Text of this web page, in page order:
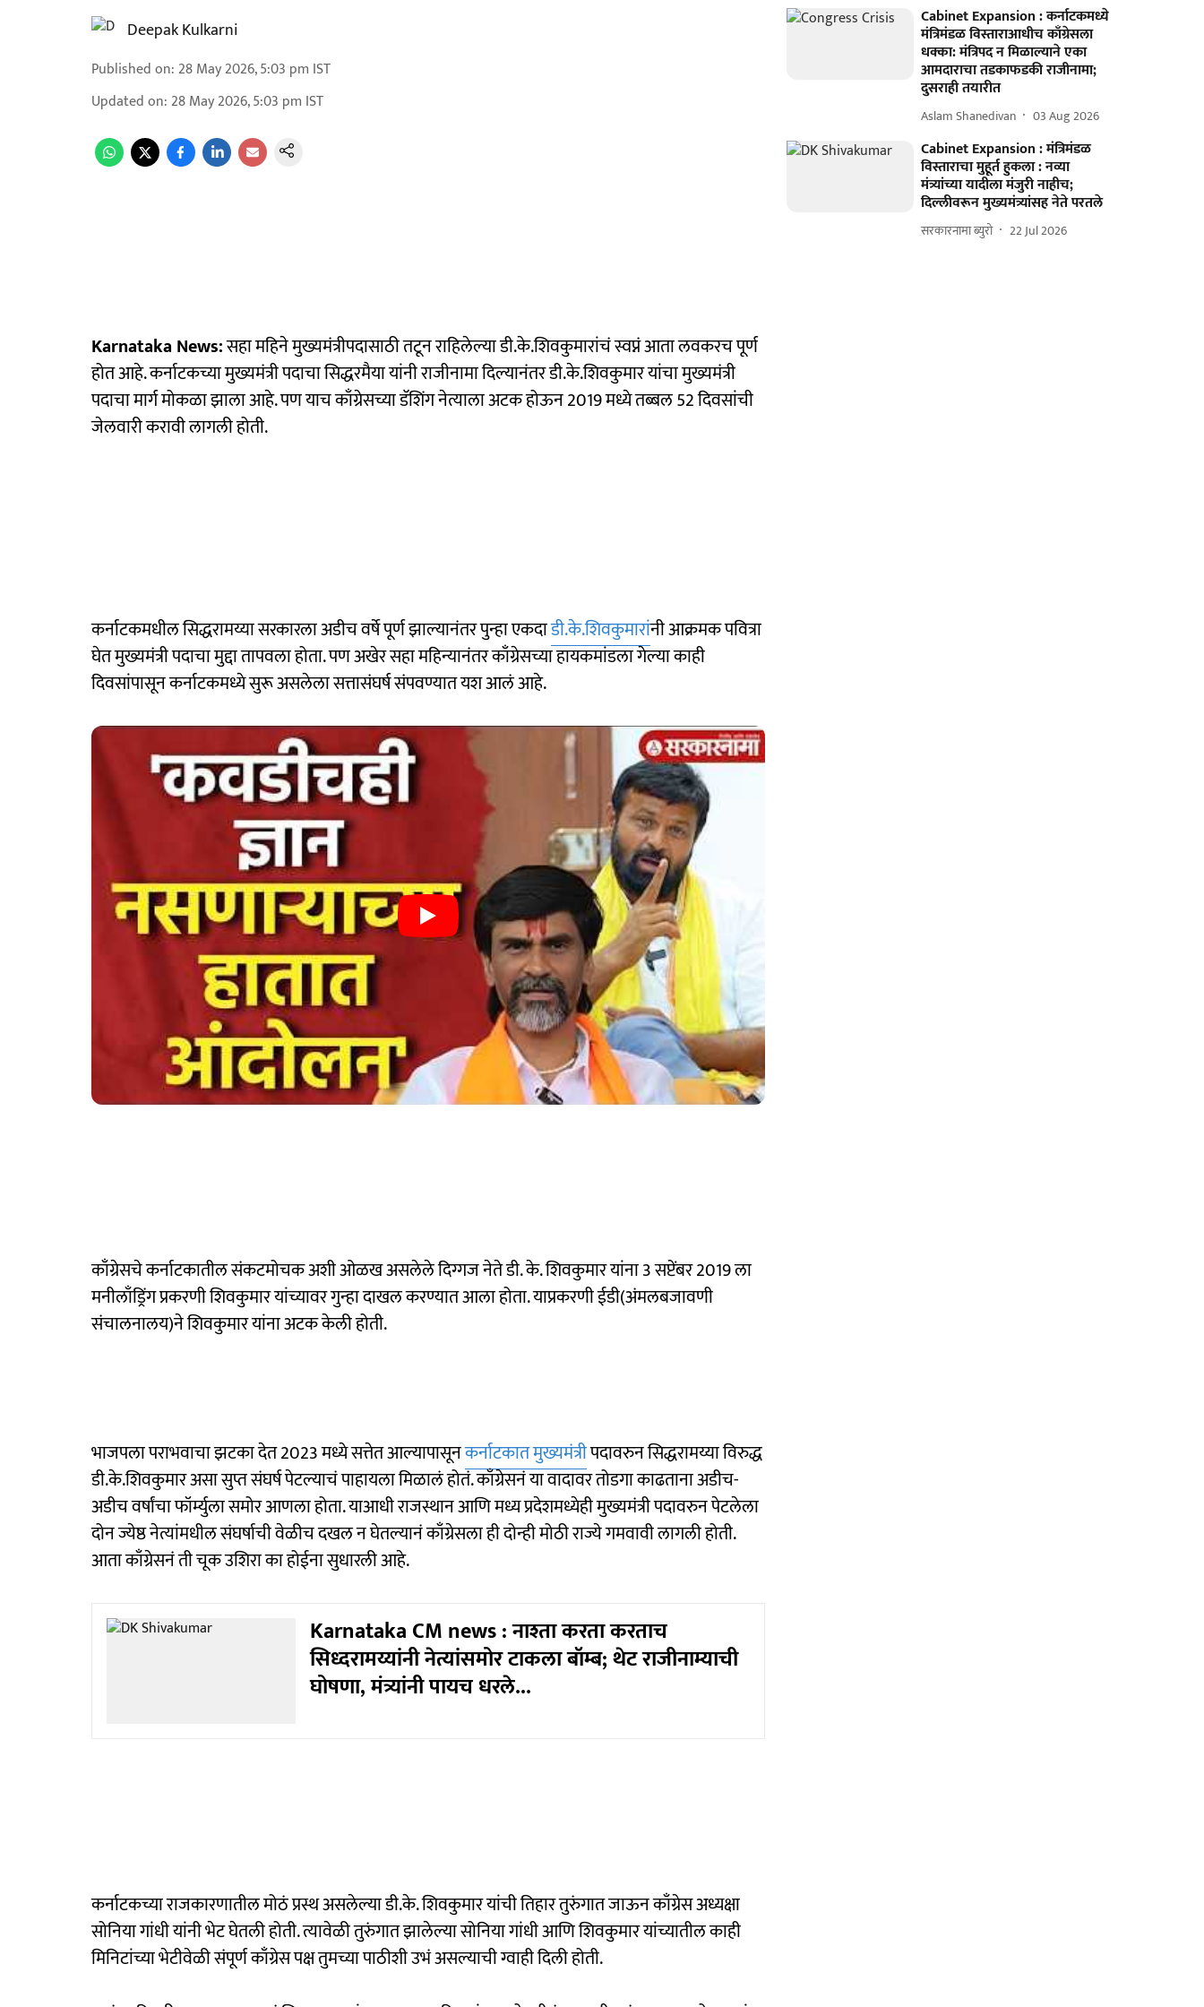
Deepak Kulkarni
Published on: 28 May 2026, 5:03 pm IST
Updated on: 28 May 2026, 5:03 pm IST
Karnataka News:सहा महिने मुख्यमंत्रीपदासाठी तटून राहिलेल्या डी.के.शिवकुमारांचं स्वप्नं आता लवकरच पूर्ण
होत आहे. कर्नाटकच्या मुख्यमंत्री पदाचा सिद्धरमैया यांनी राजीनामा दिल्यानंतर डी.के.शिवकुमार यांचा मुख्यमंत्री
पदाचा मार्ग मोकळा झाला आहे. पण याच काँग्रेसच्या डॅशिंग नेत्याला अटक होऊन 2019 मध्ये तब्बल 52 दिवसांची
जेलवारी करावी लागली होती.
कर्नाटकमधील सिद्धरामय्या सरकारला अडीच वर्षे पूर्ण झाल्यानंतर पुन्हा एकदाडी.के.शिवकुमारांनी आक्रमक पवित्रा
घेत मुख्यमंत्री पदाचा मुद्दा तापवला होता. पण अखेर सहा महिन्यानंतर काँग्रेसच्या हायकमांडला गेल्या काही
दिवसांपासून कर्नाटकमध्ये सुरू असलेला सत्तासंघर्ष संपवण्यात यश आलं आहे.
काँग्रेसचे कर्नाटकातील संकटमोचक अशी ओळख असलेले दिग्गज नेते डी. के. शिवकुमार यांना 3 सप्टेंबर 2019 ला
मनीलाँड्रिंग प्रकरणी शिवकुमार यांच्यावर गुन्हा दाखल करण्यात आला होता. याप्रकरणी ईडी(अंमलबजावणी
संचालनालय)ने शिवकुमार यांना अटक केली होती.
भाजपला पराभवाचा झटका देत 2023 मध्ये सत्तेत आल्यापासूनकर्नाटकात मुख्यमंत्रीपदावरुन सिद्धरामय्या विरुद्ध
डी.के.शिवकुमार असा सुप्त संघर्ष पेटल्याचं पाहायला मिळालं होतं. काँग्रेसनं या वादावर तोडगा काढताना अडीच-
अडीच वर्षांचा फॉर्म्युला समोर आणला होता. याआधी राजस्थान आणि मध्य प्रदेशमध्येही मुख्यमंत्री पदावरुन पेटलेला
दोन ज्येष्ठ नेत्यांमधील संघर्षाची वेळीच दखल न घेतल्यानं काँग्रेसला ही दोन्ही मोठी राज्ये गमवावी लागली होती.
आता काँग्रेसनं ती चूक उशिरा का होईना सुधारली आहे.
Karnataka CM news : नाश्ता करता करताच
सिध्दरामय्यांनी नेत्यांसमोर टाकला बॉम्ब; थेट राजीनाम्याची
घोषणा, मंत्र्यांनी पायच धरले...
कर्नाटकच्या राजकारणातील मोठं प्रस्थ असलेल्या डी.के. शिवकुमार यांची तिहार तुरुंगात जाऊन काँग्रेस अध्यक्षा
सोनिया गांधी यांनी भेट घेतली होती. त्यावेळी तुरुंगात झालेल्या सोनिया गांधी आणि शिवकुमार यांच्यातील काही
मिनिटांच्या भेटीवेळी संपूर्ण काँग्रेस पक्ष तुमच्या पाठीशी उभं असल्याची ग्वाही दिली होती.
Cabinet Expansion : कर्नाटकमध्ये
मंत्रिमंडळ विस्ताराआधीच काँग्रेसला
धक्का: मंत्रिपद न मिळाल्याने एका
आमदाराचा तडकाफडकी राजीनामा;
दुसराही तयारीत
Aslam Shanedivan 03 Aug 2026
Cabinet Expansion : मंत्रिमंडळ
विस्ताराचा मुहूर्त हुकला : नव्या
मंत्र्यांच्या यादीला मंजुरी नाहीच;
दिल्लीवरून मुख्यमंत्र्यांसह नेते परतले
सरकारनामा ब्युरो 22 Jul 2026